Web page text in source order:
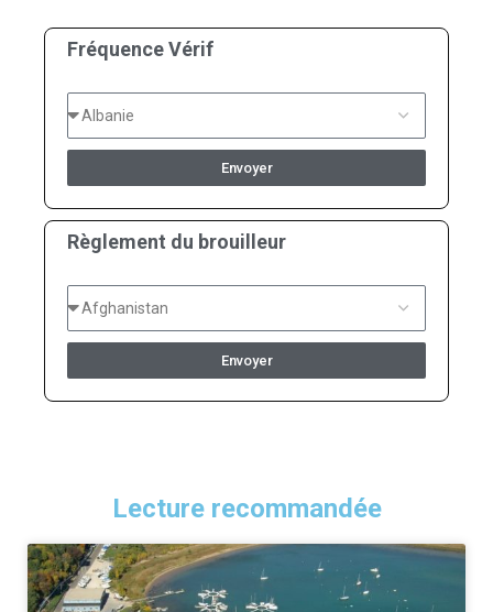
Fréquence Vérif
Envoyer
Règlement du brouilleur
Envoyer
Lecture recommandée